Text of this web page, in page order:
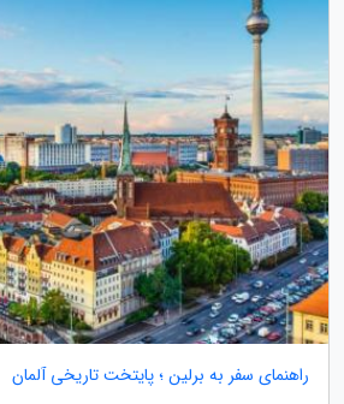
راهنمای سفر به برلین ؛ پایتخت تاریخی آلمان